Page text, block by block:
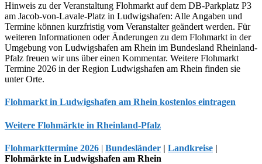
Hinweis zu der Veranstaltung Flohmarkt auf dem DB-Parkplatz P3
am Jacob-von-Lavale-Platz in Ludwigshafen: Alle Angaben und
Termine können kurzfristig vom Veranstalter geändert werden. Für
weiteren Informationen oder Änderungen zu dem Flohmarkt in der
Umgebung von Ludwigshafen am Rhein im Bundesland Rheinland-
Pfalz freuen wir uns über einen Kommentar. Weitere Flohmarkt
Termine 2026 in der Region Ludwigshafen am Rhein finden sie
unter Orte.
Flohmarkt in Ludwigshafen am Rhein kostenlos eintragen
Weitere Flohmärkte in Rheinland-Pfalz
Flohmarkttermine 2026 | Bundesländer | Landkreise |
Flohmärkte in Ludwigshafen am Rhein